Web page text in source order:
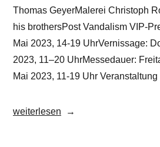
Thomas GeyerMalerei Christoph
his brothersPost Vandalism VIP-
Mai 2023, 14-19 UhrVernissage:
2023, 11–20 UhrMessedauer:
Mai 2023, 11-19 Uhr
„Fair:
weiterlesen